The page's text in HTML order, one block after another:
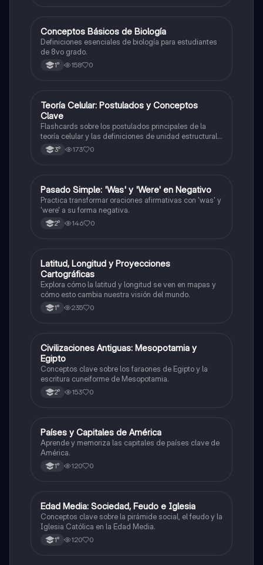
CBiología
Conceptos Básicos de Biología
Definiciones esenciales de biología para estudiantes
de 8vo grado.
1° 158 0
TBiología
Teoría Celular: Postulados y Conceptos
Clave
Flashcards sobre los postulados principales de la
teoría celular y las definiciones de unidad estructural
y funcional.
3° 173 0
PInglés
Pasado Simple: 'Was' y 'Were' en Negativo
Practica transformar oraciones afirmativas con 'was' y
'were' a su forma negativa.
2° 146 0
LGeografía
Latitud, Longitud y Proyecciones
Cartográficas
Explora cómo la latitud y longitud se ven en mapas y
cómo esto cambia nuestra visión del mundo.
1° 235 0
CHistoria
Civilizaciones Antiguas: Mesopotamia y
Egipto
Conceptos clave sobre los faraones de Egipto y la
escritura cuneiforme de Mesopotamia.
2° 153 0
PGeografía
Países y Capitales de América
Aprende y memoriza las capitales de países clave de
América.
1° 120 0
EHistoria
Edad Media: Sociedad, Feudo e Iglesia
Conceptos clave sobre la pirámide social, el feudo y la
Iglesia Católica en la Edad Media.
1° 120 0